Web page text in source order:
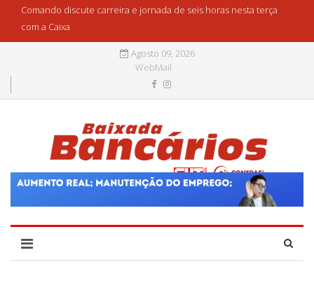
Comando discute carreira e jornada de seis horas nesta terça
com a Caixa
Agosto 09, 2026
WebMail